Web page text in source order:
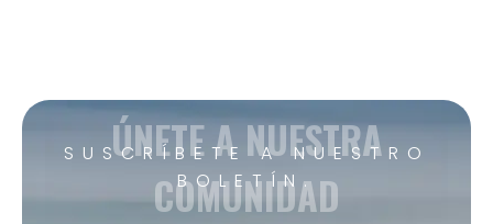
SUSCRÍBETE A NUESTRO
BOLETÍN.
ÚNETE A NUESTRA
COMUNIDAD